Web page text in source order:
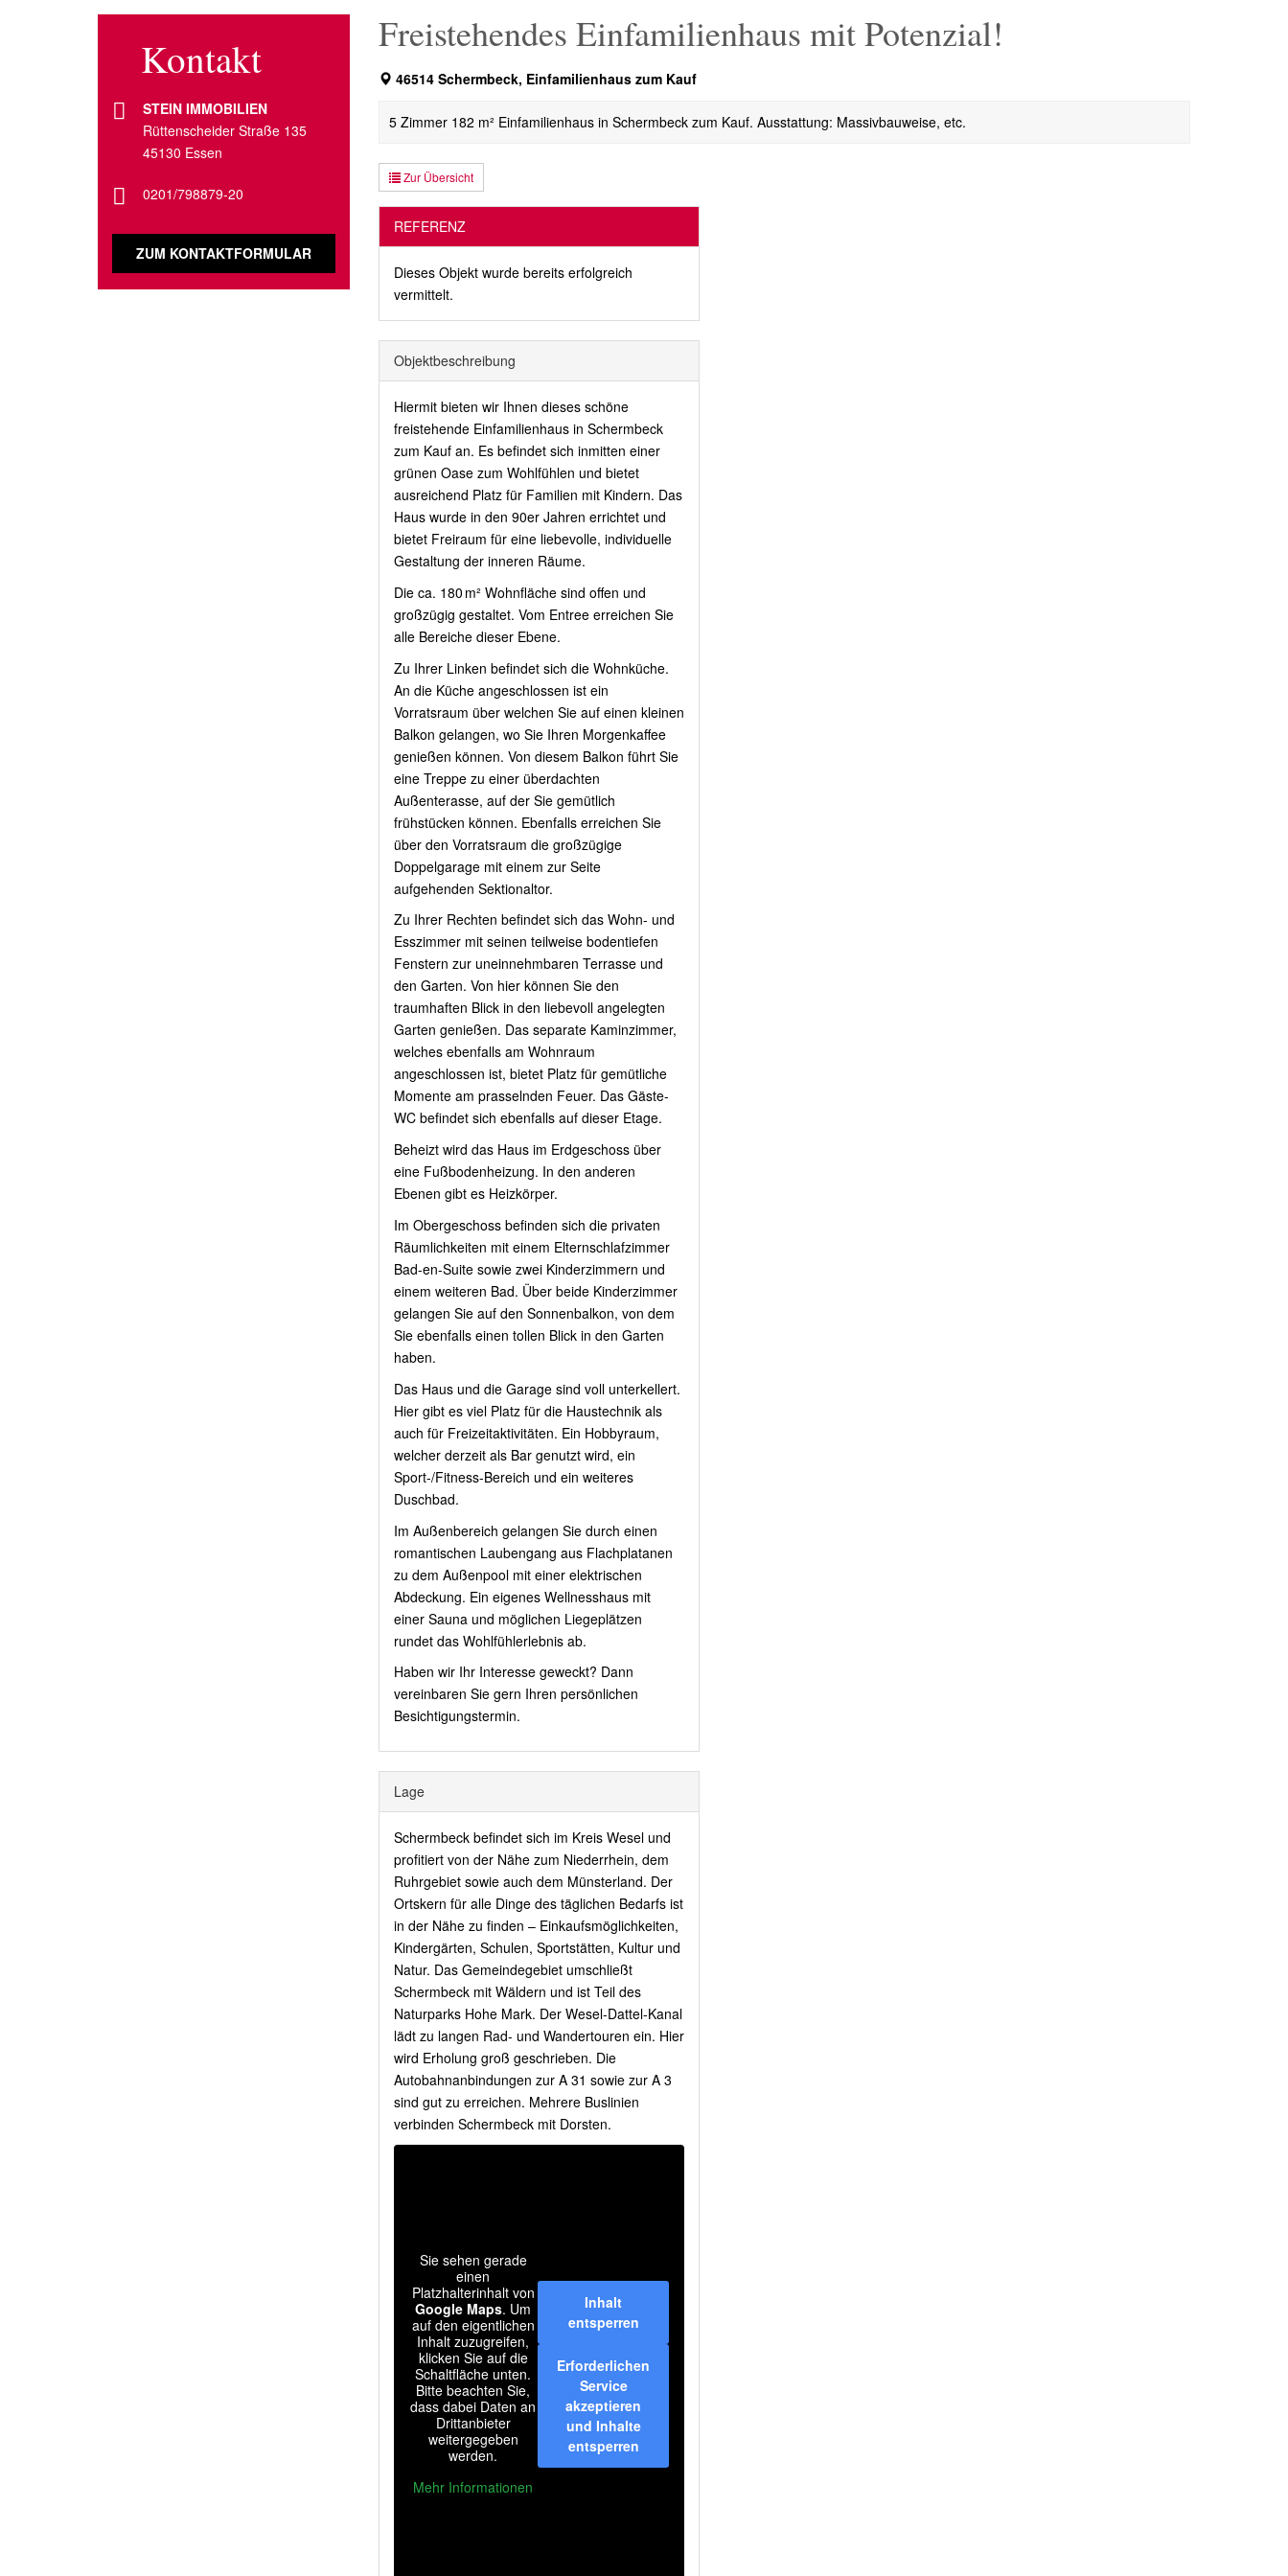
Freistehendes Einfamilienhaus mit Potenzial!
46514 Schermbeck, Einfamilienhaus zum Kauf
5 Zimmer 182 m² Einfamilienhaus in Schermbeck zum Kauf. Ausstattung: Massivbauweise, etc.
Zur Übersicht
REFERENZ
Dieses Objekt wurde bereits erfolgreich
vermittelt.
Objekt­beschreibung
Hiermit bieten wir Ihnen dieses schöne
freistehende Einfamilienhaus in Schermbeck
zum Kauf an. Es befindet sich inmitten einer
grünen Oase zum Wohlfühlen und bietet
ausreichend Platz für Familien mit Kindern. Das
Haus wurde in den 90er Jahren errichtet und
bietet Freiraum für eine liebevolle, individuelle
Gestaltung der inneren Räume.
Die ca. 180 m² Wohnfläche sind offen und
großzügig gestaltet. Vom Entree erreichen Sie
alle Bereiche dieser Ebene.
Zu Ihrer Linken befindet sich die Wohnküche.
An die Küche angeschlossen ist ein
Vorratsraum über welchen Sie auf einen kleinen
Balkon gelangen, wo Sie Ihren Morgenkaffee
genießen können. Von diesem Balkon führt Sie
eine Treppe zu einer überdachten
Außenterasse, auf der Sie gemütlich
frühstücken können. Ebenfalls erreichen Sie
über den Vorratsraum die großzügige
Doppelgarage mit einem zur Seite
aufgehenden Sektionaltor.
Zu Ihrer Rechten befindet sich das Wohn- und
Esszimmer mit seinen teilweise bodentiefen
Fenstern zur uneinnehmbaren Terrasse und
den Garten. Von hier können Sie den
traumhaften Blick in den liebevoll angelegten
Garten genießen. Das separate Kaminzimmer,
welches ebenfalls am Wohnraum
angeschlossen ist, bietet Platz für gemütliche
Momente am prasselnden Feuer. Das Gäste-
WC befindet sich ebenfalls auf dieser Etage.
Beheizt wird das Haus im Erdgeschoss über
eine Fußbodenheizung. In den anderen
Ebenen gibt es Heizkörper.
Im Obergeschoss befinden sich die privaten
Räumlichkeiten mit einem Elternschlafzimmer
Bad-en-Suite sowie zwei Kinderzimmern und
einem weiteren Bad. Über beide Kinderzimmer
gelangen Sie auf den Sonnenbalkon, von dem
Sie ebenfalls einen tollen Blick in den Garten
haben.
Das Haus und die Garage sind voll unterkellert.
Hier gibt es viel Platz für die Haustechnik als
auch für Freizeitaktivitäten. Ein Hobbyraum,
welcher derzeit als Bar genutzt wird, ein
Sport-/Fitness-Bereich und ein weiteres
Duschbad.
Im Außenbereich gelangen Sie durch einen
romantischen Laubengang aus Flachplatanen
zu dem Außenpool mit einer elektrischen
Abdeckung. Ein eigenes Wellnesshaus mit
einer Sauna und möglichen Liegeplätzen
rundet das Wohlfühlerlebnis ab.
Haben wir Ihr Interesse geweckt? Dann
vereinbaren Sie gern Ihren persönlichen
Besichtigungstermin.
Lage
Schermbeck befindet sich im Kreis Wesel und
profitiert von der Nähe zum Niederrhein, dem
Ruhrgebiet sowie auch dem Münsterland. Der
Ortskern für alle Dinge des täglichen Bedarfs ist
in der Nähe zu finden – Einkaufsmöglichkeiten,
Kindergärten, Schulen, Sportstätten, Kultur und
Natur. Das Gemeindegebiet umschließt
Schermbeck mit Wäldern und ist Teil des
Naturparks Hohe Mark. Der Wesel-Dattel-Kanal
lädt zu langen Rad- und Wandertouren ein. Hier
wird Erholung groß geschrieben. Die
Autobahnanbindungen zur A 31 sowie zur A 3
sind gut zu erreichen. Mehrere Buslinien
verbinden Schermbeck mit Dorsten.
Sie sehen gerade
einen
Platzhalterinhalt von
Google Maps. Um
auf den eigentlichen
Inhalt zuzugreifen,
klicken Sie auf die
Schaltfläche unten.
Bitte beachten Sie,
dass dabei Daten an
Drittanbieter
weitergegeben
werden.
Mehr Informationen
Inhalt
entsperren
Erforderlichen
Service
akzeptieren
und Inhalte
entsperren
Kontakt
STEIN IMMOBILIEN
Rüttenscheider Straße 135
45130 Essen
0201/798879-20
ZUM KONTAKTFORMULAR